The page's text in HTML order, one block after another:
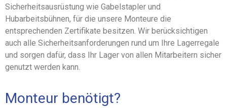
Sicherheitsausrüstung wie Gabelstapler und
Hubarbeitsbühnen, für die unsere Monteure die
entsprechenden Zertifikate besitzen. Wir berücksichtigen
auch alle Sicherheitsanforderungen rund um Ihre Lagerregale
und sorgen dafür, dass Ihr Lager von allen Mitarbeitern sicher
genutzt werden kann.
Monteur benötigt?